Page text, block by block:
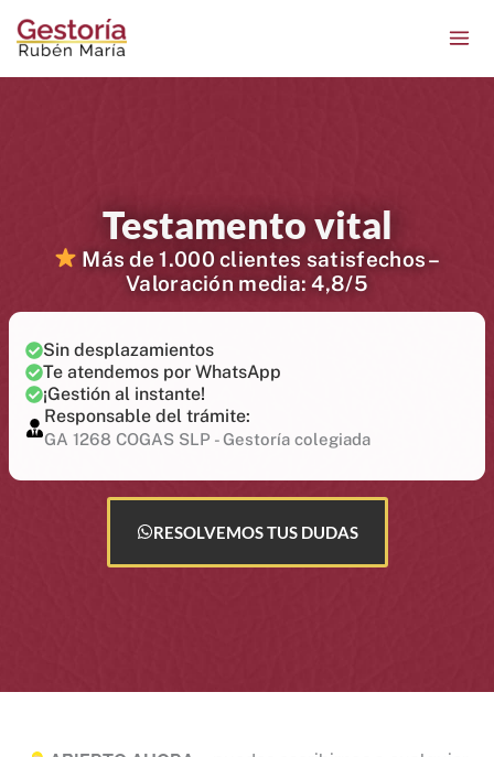
contenido
Testamento vital
Más de 1.000 clientes satisfechos –
Valoración media: 4,8/5
Sin desplazamientos
Te atendemos por WhatsApp
¡Gestión al instante!
Responsable del trámite:
GA 1268 COGAS SLP - Gestoría colegiada
RESOLVEMOS TUS DUDAS